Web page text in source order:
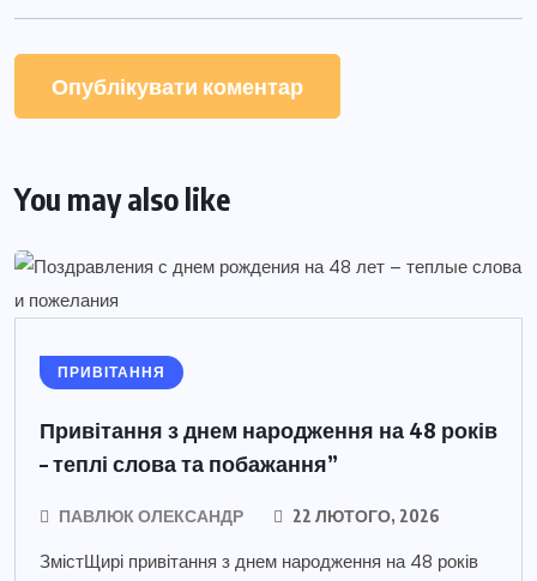
You may also like
ПРИВІТАННЯ
Привітання з днем народження на 48 років
– теплі слова та побажання”
ПАВЛЮК ОЛЕКСАНДР 22 ЛЮТОГО, 2026
ЗмістЩирі привітання з днем народження на 48 років